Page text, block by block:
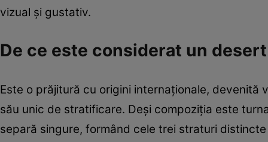
vizual și gustativ.
De ce este considerat un desert
Este o prăjitură cu origini internaționale,
său unic de stratificare. Deși compoziția este
separă singure, formând cele trei straturi